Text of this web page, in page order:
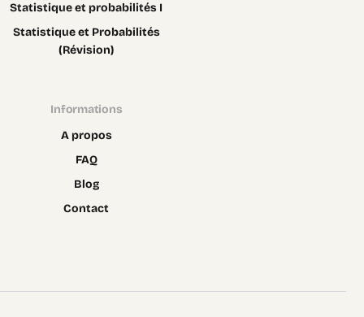
Statistique et probabilités I
Statistique et Probabilités
(Révision)
Informations
A propos
FAQ
Blog
Contact